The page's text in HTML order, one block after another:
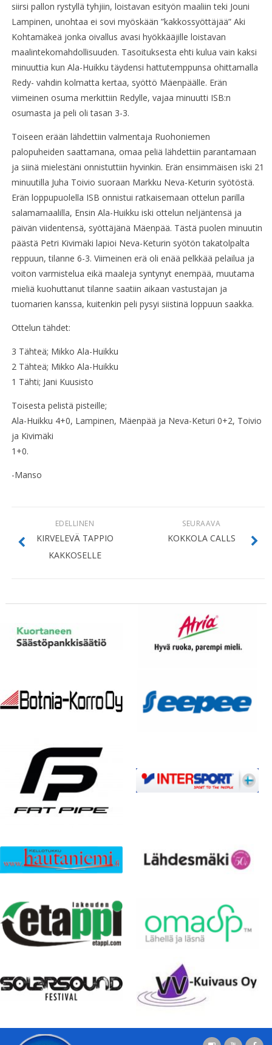
siirsi pallon rystyllä tyhjiin, loistavan esityön maaliin teki Jouni
Lampinen, unohtaa ei sovi myöskään ”kakkossyöttäjää” Aki
Kohtamäkeä jonka oivallus avasi hyökkääjille loistavan
maalintekomahdollisuuden. Tasoituksesta ehti kulua vain kaksi
minuuttia kun Ala-Huikku täydensi hattutemppunsa ohittamalla
Redy- vahdin kolmatta kertaa, syöttö Mäenpäälle. Erän
viimeinen osuma merkittiin Redylle, vajaa minuutti ISB:n
osumasta ja peli oli tasan 3-3.
Toiseen erään lähdettiin valmentaja Ruohoniemen
palopuheiden saattamana, omaa peliä lähdettiin parantamaan
ja siinä mielestäni onnistuttiin hyvinkin. Erän ensimmäisen iski 21
minuutilla Juha Toivio suoraan Markku Neva-Keturin syötöstä.
Erän loppupuolella ISB onnistui ratkaisemaan ottelun parilla
salamamaalilla, Ensin Ala-Huikku iski ottelun neljäntensä ja
päivän viidentensä, syöttäjänä Mäenpää. Tästä puolen minuutin
päästä Petri Kivimäki lapioi Neva-Keturin syötön takatolpalta
reppuun, tilanne 6-3. Viimeinen erä oli enää pelkkää pelailua ja
voiton varmistelua eikä maaleja syntynyt enempää, muutama
mieliä kuohuttanut tilanne saatiin aikaan vastustajan ja
tuomarien kanssa, kuitenkin peli pysyi siistinä loppuun saakka.
Ottelun tähdet:
3 Tähteä; Mikko Ala-Huikku
2 Tähteä; Mikko Ala-Huikku
1 Tähti; Jani Kuusisto
Toisesta pelistä pisteille;
Ala-Huikku 4+0, Lampinen, Mäenpää ja Neva-Keturi 0+2, Toivio
ja Kivimäki
1+0.
-Manso
SEURAAVA
KOKKOLA CALLS
EDELLINEN
KIRVELEVÄ TAPPIO
KAKKOSELLE